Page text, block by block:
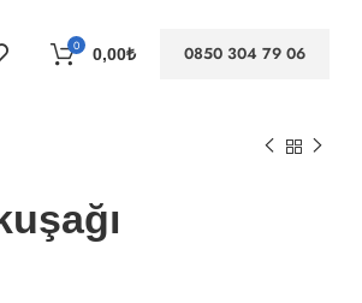
0 0,00₺ 0850 304 79 06